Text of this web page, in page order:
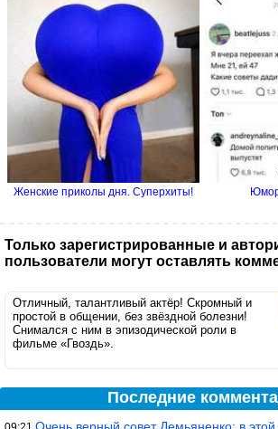
Женские приколы дня. Суперхиты!
Только зарегистрированные и
пользователи могут оставлять
Отличный, талантливый актёр! Скромный и
простой в общении, без звёздной болезни!
Снимался с ним в эпизодической роли в
фильме «Гвоздь».
Последние